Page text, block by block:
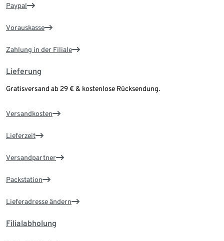
Paypal
Vorauskasse
Zahlung in der Filiale
Lieferung
Gratisversand ab 29 € & kostenlose Rücksendung.
Versandkosten
Lieferzeit
Versandpartner
Packstation
Lieferadresse ändern
Filialabholung